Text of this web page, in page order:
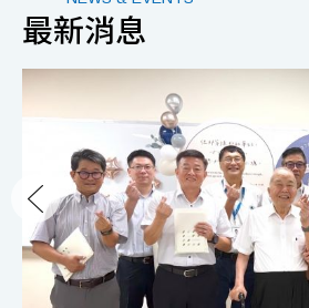
NEWS & EVENTS
最新消息